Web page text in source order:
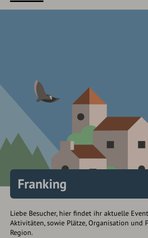
Franking
Liebe Besucher, hier findet ihr aktuelle
Aktivitäten, sowie Plätze, Organisation und
Region.